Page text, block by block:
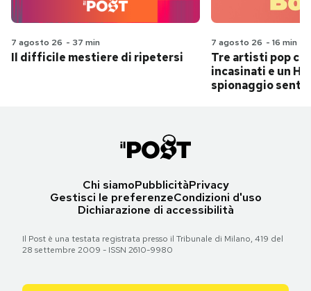
7 agosto 26 - 37 min
Il difficile mestiere di ripetersi
7 agosto 26 - 16 min
Tre artisti pop
incasinati e un
spionaggio
Chi siamoPubblicitàPrivacy
Gestisci le preferenzeCondizioni d'uso
Dichiarazione di accessibilità
Il Post è una testata registrata presso il Tribunale di Milano, 419 del
28 settembre 2009 - ISSN 2610-9980